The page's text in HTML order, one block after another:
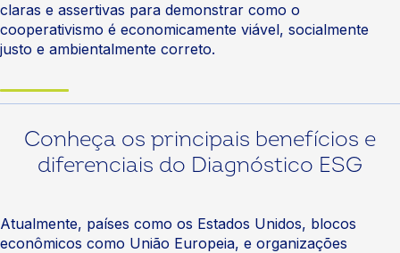
claras e assertivas para demonstrar como o
cooperativismo é economicamente viável, socialmente
justo e ambientalmente correto.
Conheça os principais benefícios e
diferenciais do Diagnóstico ESG
Atualmente, países como os Estados Unidos, blocos
econômicos como União Europeia, e organizações